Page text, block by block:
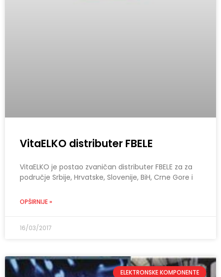
VitaELKO distributer FBELE
VitaELKO je postao zvaničan distributer FBELE za za
područje Srbije, Hrvatske, Slovenije, BiH, Crne Gore i
OPŠIRNIJE »
16/03/2017
ELEKTRONSKE KOMPONENTE